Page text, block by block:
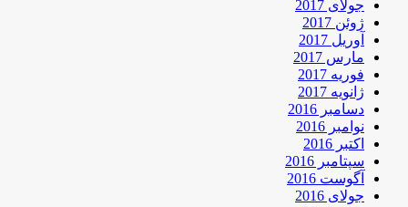
جولای 2017
ژوئن 2017
آوریل 2017
مارس 2017
فوریه 2017
ژانویه 2017
دسامبر 2016
نوامبر 2016
اکتبر 2016
سپتامبر 2016
آگوست 2016
جولای 2016